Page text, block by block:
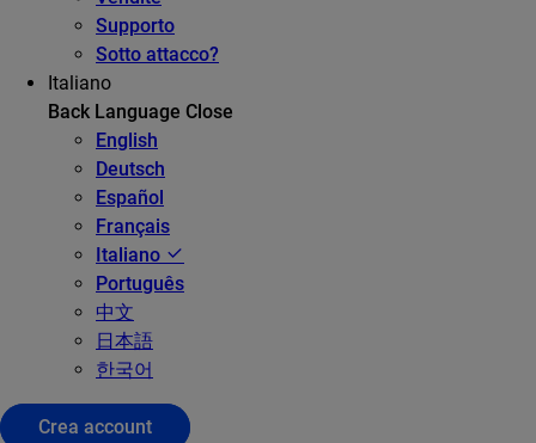
Supporto
Sotto attacco?
Italiano
Back Language Close
English
Deutsch
Español
Français
Italiano
Português
中文
日本語
한국어
Crea account